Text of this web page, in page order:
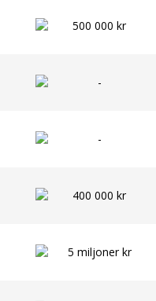
500 000 kr
-
-
400 000 kr
5 miljoner kr